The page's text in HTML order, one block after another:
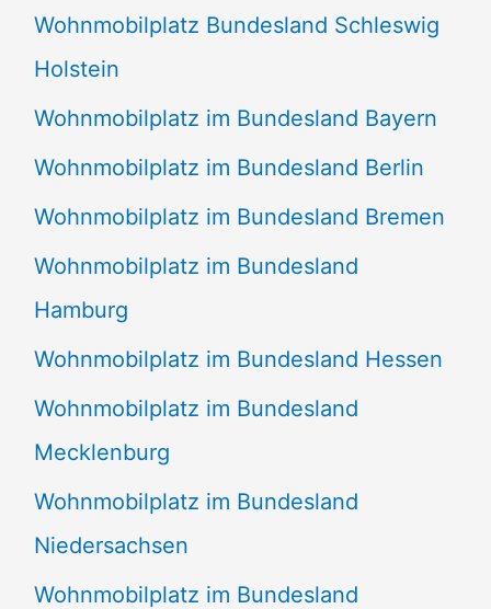
Wohnmobilplatz Bundesland Schleswig
Holstein
Wohnmobilplatz im Bundesland Bayern
Wohnmobilplatz im Bundesland Berlin
Wohnmobilplatz im Bundesland Bremen
Wohnmobilplatz im Bundesland
Hamburg
Wohnmobilplatz im Bundesland Hessen
Wohnmobilplatz im Bundesland
Mecklenburg
Wohnmobilplatz im Bundesland
Niedersachsen
Wohnmobilplatz im Bundesland